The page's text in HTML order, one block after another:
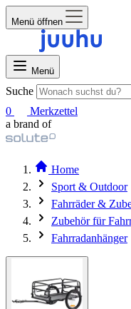
Menü öffnen
Menü
Suche
0
Merkzettel
a brand of
Home
Sport & Outdoor
Fahrräder &
Zubehör für
Fahrradanhänger